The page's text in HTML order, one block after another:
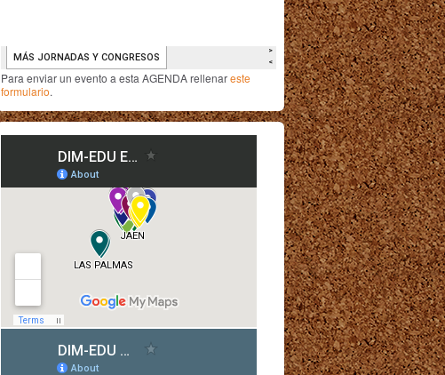
Para enviar un evento a esta AGENDA rellenareste
formulario.